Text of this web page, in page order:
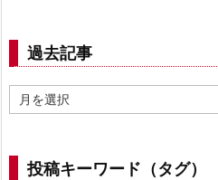
過去記事
去
投稿キーワード（タグ）